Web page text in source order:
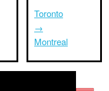
Toronto
→
Montreal